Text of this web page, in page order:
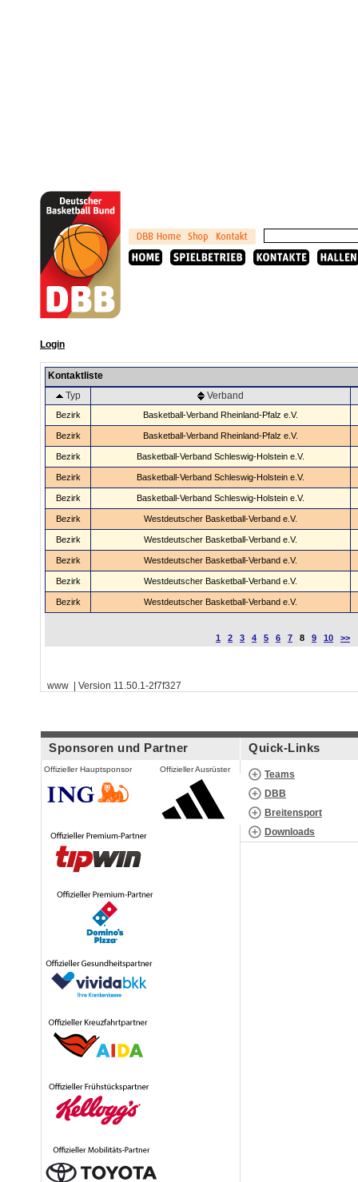
Login
Kontaktliste
Typ
Verband
Bezirk Basketball-Verband Rheinland-Pfalz e.V.
Bezirk Basketball-Verband Rheinland-Pfalz e.V.
Bezirk Basketball-Verband Schleswig-Holstein e.V.
Bezirk Basketball-Verband Schleswig-Holstein e.V.
Bezirk Basketball-Verband Schleswig-Holstein e.V.
Bezirk Westdeutscher Basketball-Verband e.V.
Bezirk Westdeutscher Basketball-Verband e.V.
Bezirk Westdeutscher Basketball-Verband e.V.
Bezirk Westdeutscher Basketball-Verband e.V.
Bezirk Westdeutscher Basketball-Verband e.V.
1 2 3 4 5 6 7 8 9 10 >>
www | Version 11.50.1-2f7f327
Sponsoren und Partner
Offizieller Hauptsponsor Offizieller Ausrüster
Quick-Links
Teams
DBB
Breitensport
Downloads